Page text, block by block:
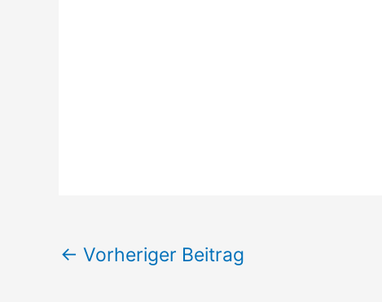
← Vorheriger Beitrag